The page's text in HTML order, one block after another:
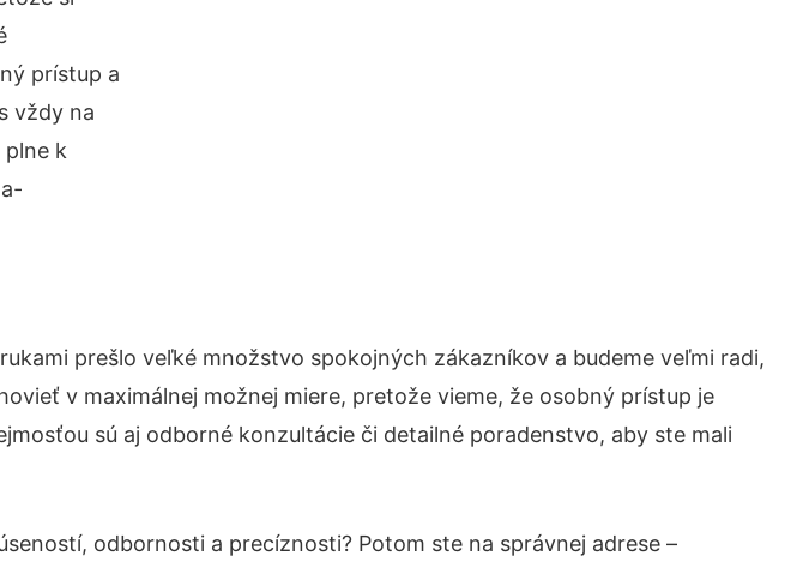
prístup a
vždy na
k
prešlo veľké množstvo spokojných zákazníkov a budeme veľmi radi,
v maximálnej možnej miere, pretože vieme, že osobný prístup je
sú aj odborné konzultácie či detailné poradenstvo, aby ste mali
odbornosti a precíznosti? Potom ste na správnej adrese –